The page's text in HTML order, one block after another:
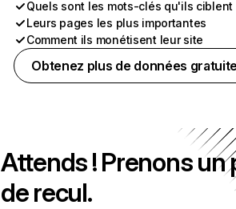
Quels sont les mots-clés qu'ils ciblent
Leurs pages les plus importantes
Comment ils monétisent leur site
Obtenez plus de données
Attends ! Prenons un
de recul.